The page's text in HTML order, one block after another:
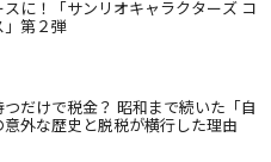
スに！「サンリオキャラクターズ コ
」第２弾
だけで税金？ 昭和まで続いた「自
外な歴史と脱税が横行した理由